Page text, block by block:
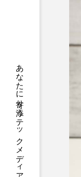
あなたに寄り添う テックメディア